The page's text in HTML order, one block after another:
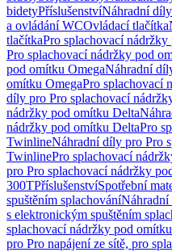
bidetyPříslušenstvíNáhradní
a ovládání WCOvládací tlačítka
tlačítkaPro splachovací
Pro splachovací nádržky pod
pod omítku OmegaNáhradní
omítku OmegaPro splachovací
díly pro Pro splachovací
nádržky pod omítku Delta
nádržky pod omítku DeltaPro
TwinlineNáhradní díly pro Pro
TwinlinePro splachovací
pro Pro splachovací nádržky
300TPříslušenstvíSpotřební
spuštěním splachování
s elektronickým spuštěním
splachovací nádržky pod
pro Pro napájení ze sítě, pro